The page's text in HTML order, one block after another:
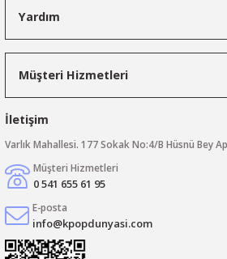
Yardım
Müşteri Hizmetleri
İletişim
Varlık Mahallesi. 177 Sokak No:4/B Hüsnü Bey
Müşteri Hizmetleri
0 541 655 61 95
E-posta
info@kpopdunyasi.com